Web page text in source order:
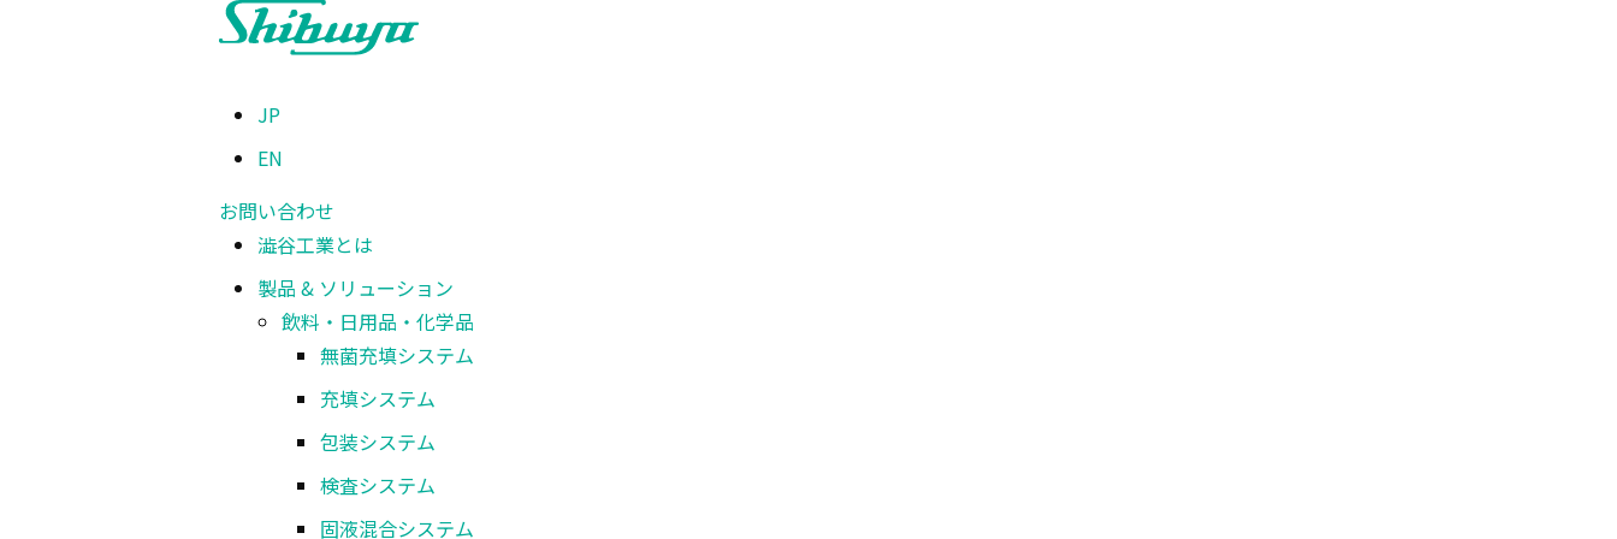
JP
EN
お問い合わせ
澁谷工業とは
製品 & ソリューション
飲料・日用品・化学品
無菌充填システム
充填システム
包装システム
検査システム
固液混合システム